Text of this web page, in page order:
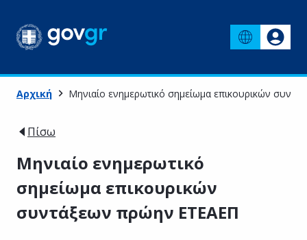
Αρχική Μηνιαίο ενημερωτικό σημείωμα επικουρικών
Πίσω
Μηνιαίο ενημερωτικό
σημείωμα επικουρικών
συντάξεων πρώην ΕΤΕΑΕΠ